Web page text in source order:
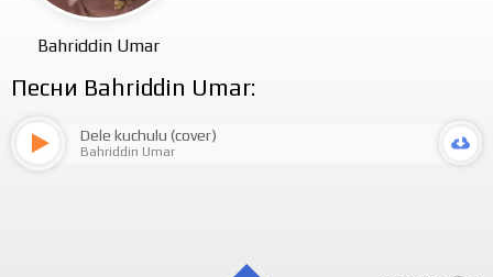
Bahriddin Umar
Песни Bahriddin Umar:
Dele kuchulu (cover)
Bahriddin Umar